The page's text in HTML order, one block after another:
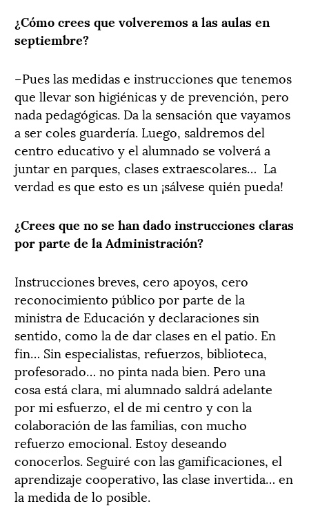
¿Cómo crees que volveremos a las aulas en
septiembre?
–Pues las medidas e instrucciones que tenemos
que llevar son higiénicas y de prevención, pero
nada pedagógicas. Da la sensación que vayamos
a ser coles guardería. Luego, saldremos del
centro educativo y el alumnado se volverá a
juntar en parques, clases extraescolares… La
verdad es que esto es un ¡sálvese quién pueda!
¿Crees que no se han dado instrucciones claras
por parte de la Administración?
Instrucciones breves, cero apoyos, cero
reconocimiento público por parte de la
ministra de Educación y declaraciones sin
sentido, como la de dar clases en el patio. En
fin… Sin especialistas, refuerzos, biblioteca,
profesorado… no pinta nada bien. Pero una
cosa está clara, mi alumnado saldrá adelante
por mi esfuerzo, el de mi centro y con la
colaboración de las familias, con mucho
refuerzo emocional. Estoy deseando
conocerlos. Seguiré con las gamificaciones, el
aprendizaje cooperativo, las clase invertida… en
la medida de lo posible.